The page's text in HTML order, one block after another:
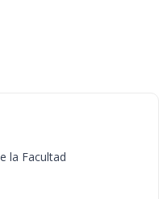
la Facultad